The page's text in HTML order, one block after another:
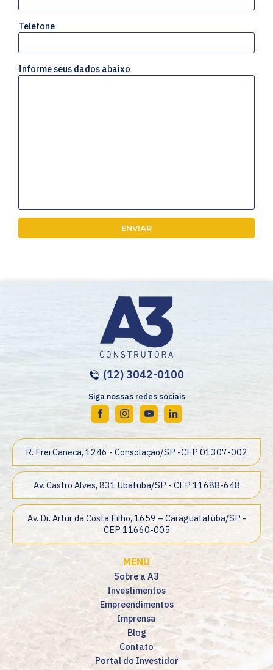
Telefone
Informe seus dados abaixo
(12) 3042-0100
Siga nossas redes sociais
R. Frei Caneca, 1246 - Consolação/SP -CEP 01307-002
Av. Castro Alves, 831 Ubatuba/SP - CEP 11688-648
Av. Dr. Artur da Costa Filho, 1659 – Caraguatatuba/SP -
CEP 11660-005
MENU
Sobre a A3
Investimentos
Empreendimentos
Imprensa
Blog
Contato
Portal do Investidor